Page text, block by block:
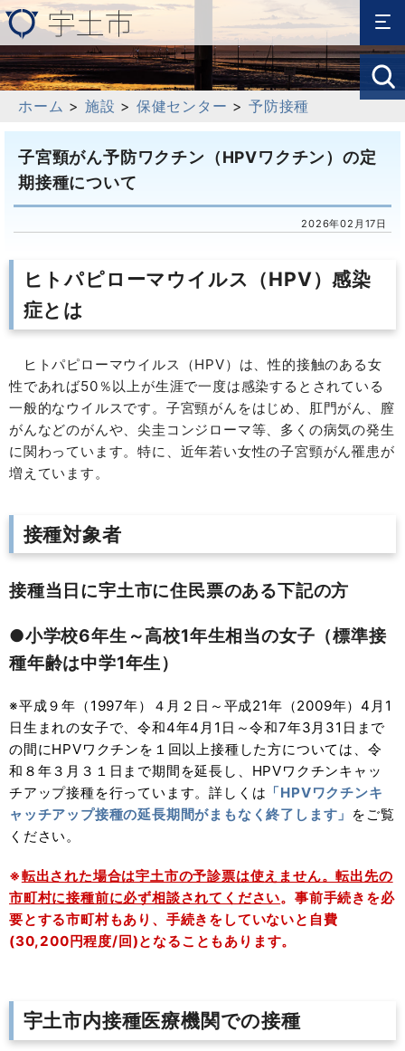
ホーム > 施設 > 保健センター >予防接種
子宮頸がん予防ワクチン（HPVワクチン）の定
期接種について
2026年02月17日
ヒトパピローマウイルス（HPV）感染
症とは
ヒトパピローマウイルス（HPV）は、性的接触のある女
性であれば50％以上が生涯で一度は感染するとされている
一般的なウイルスです。子宮頸がんをはじめ、肛門がん、膣
がんなどのがんや、尖圭コンジローマ等、多くの病気の発生
に関わっています。特に、近年若い女性の子宮頸がん罹患が
増えています。
接種対象者
接種当日に宇土市に住民票のある下記の方
●小学校6年生～高校1年生相当の女子（標準接
種年齢は中学1年生）
※平成９年（1997年）４月２日～平成21年（2009年）4月1
日生まれの女子で、令和4年4月1日～令和7年3月31日まで
の間にHPVワクチンを１回以上接種した方については、令
和８年３月３１日まで期間を延長し、HPVワクチンキャッ
チアップ接種を行っています。詳しくは 「HPVワクチンキ
ャッチアップ接種の延長期間がまもなく終了します」 をご覧
ください。
※転出された場合は宇土市の予診票は使えません。転出先の
市町村に接種前に必ず相談されてください。事前手続きを必
要とする市町村もあり、手続きをしていないと自費
(30,200円程度/回)となることもあります。
宇土市内接種医療機関での接種